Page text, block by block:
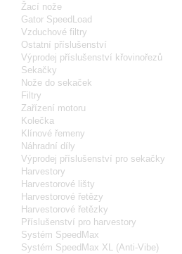
Žací nože
Gator SpeedLoad
Vzduchové filtry
Ostatní příslušenství
Výprodej příslušenství křovinořezů
Sekačky
Nože do sekaček
Filtry
Zařízení motoru
Kolečka
Klínové řemeny
Náhradní díly
Výprodej příslušenství pro sekačky
Harvestory
Harvestorové lišty
Harvestorové řetězy
Harvestorové řetězky
Příslušenství pro harvestory
Systém SpeedMax
Systém SpeedMax XL (Anti-Vibe)